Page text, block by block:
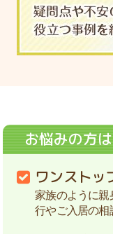
お悩みの方
ワンストッ
家族のように親
行やご入居の相